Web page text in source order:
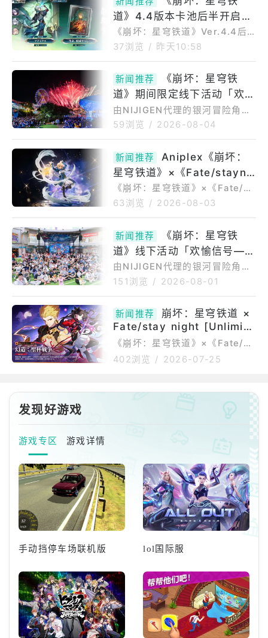
道》4.4版本卡池后半开启！
「阿纳伊克斯」「凯琉德拉」
「砂金」等限定角色复刻！
《崩坏：星穹铁道》Ver.4.4后
半今日8月5日开启！限定五星角
迁现已开放。还有限定五星角色
「姬子・启程」的UP卡池也仍在
持续开放中。科诺斯菲尔股份有
限公司2026年8月5日13时00分
全球娱乐品牌HoYoverse今日
幻RPG《崩坏：星穹铁道》自即
日起开启4.4版本后半部分，并
举办限定五星角色「安奈库
斯」、「凯
37浏览 / 昨天10:58
新闻推荐
《崩坏：星穹铁
道》期间限定线下活动「欢愉
信号—哔波！」将持续至8月
6日璀璨烟火点亮乐园
由NIJIGEN代理的银河冒险角色
扮演游戏《崩坏：星穹铁道》，
题日期间吸引数千名玩家涌入乐
园。连续三天举办舞台活动与任
务挑战，其中8月1日限定夜间活
动更将气氛推向高潮。知名ACG
乐团、御宅艺团队及人气VTube
火惊喜，为现场开拓者带来难忘
感动的欢愉之夜。开拓、欢愉主
题日三天盛况空前！还原游戏内
场景、舞台活动精
59浏览 / 2026-08-04
新闻推荐
Aniplex《崩坏：
星穹铁道》×《Fate/stayni
ght》Saber模型 预计2027
年6月贩售
《崩坏：星穹铁道》×《Fate/st
aynight》「Saber1/7比例模
[UnlimitedBladeWorks]》联
名合作商品，将武内崇绘制的联
名插图中的「Saber」立体化。
由AniplexShanghai推出的1/7
比例涂装完成品模型，以动态造
零件营造流畅的动作感。商品包
含本体及专用台座，特
63浏览 / 2026-08-03
新闻推荐
《崩坏：星穹铁
道》线下活动「欢愉信号—哔
波！」今日登场 欢愉星神阿
哈降临儿童新乐园
由NIJIGEN代理的银河冒险角色
扮演游戏《崩坏：星穹铁道》宣
乐园正式登场。活动将持续至8月
6日，邀请开拓者在夏日期间走进
充满《崩坏：星穹铁道》元素的
主题乐园，一同散布「欢愉」能
量。「欢愉」信号发射——哔
场本次活动于园区内设置许多
《崩坏：星穹铁道》主题场景布
置，及搭配游乐设施、搜集任务
151浏览 / 2026-08-01
新闻推荐
崩坏：星穹铁道 ×
Fate/stay night [Unlimite
d Blade Works] 联动第二
弹开启！
《崩坏：星穹铁道》×《Fate/st
aynight[UnlimitedBladeWork
s]》联动第二期于今日7月24日
登场！约定的传说，此刻再度降
临。全球娱乐品牌HoYoverse宣
布，在太空幻想RPG《崩坏：星
五）起开启与《Fate/staynight
[UnlimitedBladeWorks]》的
第二期联动。除了“幻造：圣杯战
争”开幕外，
402浏览 / 2026-07-25
发现好游戏
游戏专区 游戏详情
手动挡停车场联机版 lol国际服